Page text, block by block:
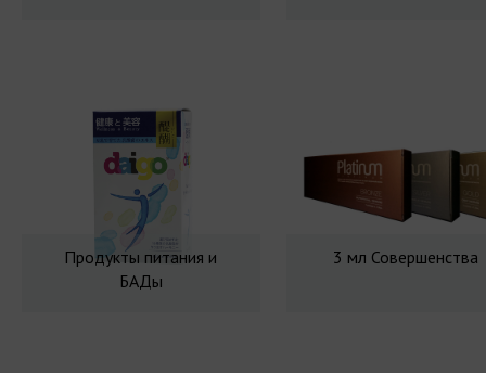
Продукты питания и
БАДы
3 мл Совершенства